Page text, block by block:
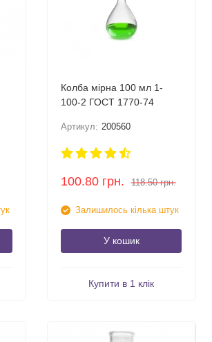
Колба мірна 100 мл 1-
100-2 ГОСТ 1770-74
Артикул: 200560
100.80 грн. 118.50 грн.
Залишилось кілька штук
У кошик
Купити в 1 клік